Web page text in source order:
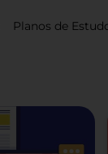
Planos de